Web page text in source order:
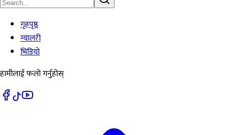
गृहपृष्ठ
ग्यालरी
भिडियो
हामीलाई फलो गर्नुहोस्